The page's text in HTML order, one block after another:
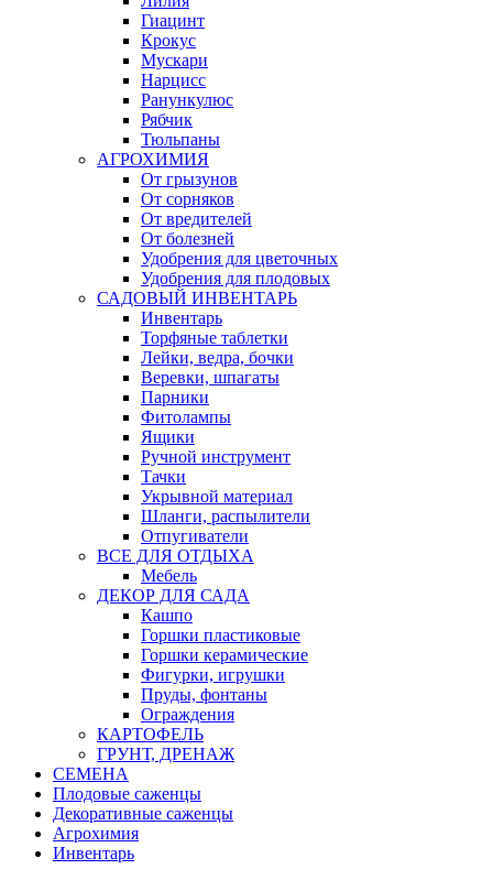
Гиацинт
Крокус
Мускари
Нарцисс
Ранункулюс
Рябчик
Тюльпаны
АГРОХИМИЯ
От грызунов
От сорняков
От вредителей
От болезней
Удобрения для цветочных
Удобрения для плодовых
САДОВЫЙ ИНВЕНТАРЬ
Инвентарь
Торфяные таблетки
Лейки, ведра, бочки
Веревки, шпагаты
Парники
Фитолампы
Ящики
Ручной инструмент
Тачки
Укрывной материал
Шланги, распылители
Отпугиватели
ВСЕ ДЛЯ ОТДЫХА
Мебель
ДЕКОР ДЛЯ САДА
Кашпо
Горшки пластиковые
Горшки керамические
Фигурки, игрушки
Пруды, фонтаны
Ограждения
КАРТОФЕЛЬ
ГРУНТ, ДРЕНАЖ
СЕМЕНА
Плодовые саженцы
Декоративные саженцы
Агрохимия
Инвентарь